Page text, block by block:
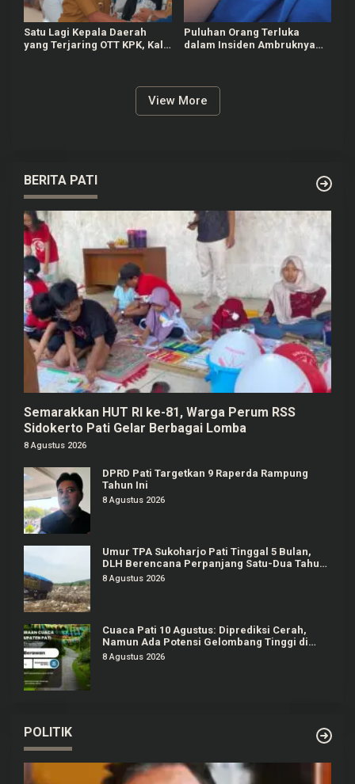
Satu Lagi Kepala Daerah
yang Terjaring OTT KPK, Kali
Puluhan Orang Terluka
dalam Insiden Ambruknya
View More
BERITA PATI
Semarakkan HUT RI ke-81, Warga Perum RSS
Sidokerto Pati Gelar Berbagai Lomba
8 Agustus 2026
DPRD Pati Targetkan 9 Raperda Rampung
Tahun Ini
8 Agustus 2026
Umur TPA Sukoharjo Pati Tinggal 5 Bulan,
DLH Berencana Perpanjang Satu-Dua Tahun
Lagi
8 Agustus 2026
Cuaca Pati 10 Agustus: Diprediksi Cerah,
Namun Ada Potensi Gelombang Tinggi di
Perairan Jateng
8 Agustus 2026
POLITIK